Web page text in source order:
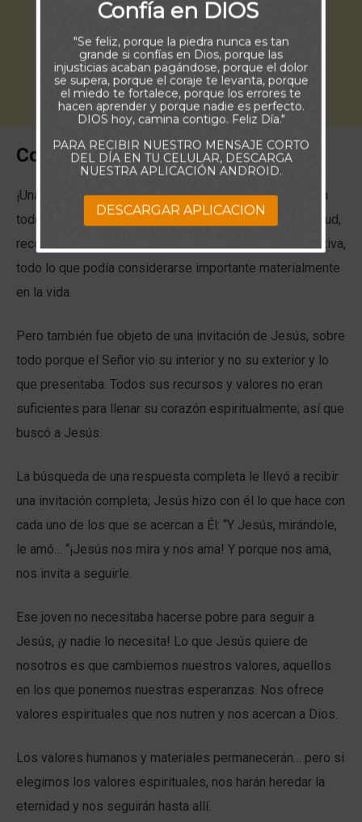
Comentario:
¡Una invitación a intercambiar valores! Aquel joven tenía
todo lo que una persona podía desear en la vida: juventud,
reconocimiento social, recursos económicos; en definitiva,
todo lo que podía considerarse importante materialmente
en la vida.
Pero también fue objeto de una invitación de Jesús, sobre
todo porque el Señor vio su interior y no su exterior y lo
que presentaba. Todos sus recursos y valores no eran
suficientes para llenar su corazón espiritualmente; así que
buscó a Jesús.
La búsqueda de una respuesta completa le llevó a recibir
una invitación completa; Jesús hizo con él lo que hace con
cada uno de los que se acercan a Él: “Y Jesús, mirándole,
le amó… “¡Jesús nos mira y nos ama! Y porque nos ama,
nos invita a seguirle.
Ese joven no necesitaba hacerse pobre para seguir a
Jesús, ¡y nadie lo necesita! Lo que Jesús quiere de
nosotros es que cambiemos nuestros valores, aquellos
en los que ponemos nuestras esperanzas. Nos ofrece
valores espirituales que nos nutren y nos acercan a Dios.
Los valores humanos y materiales permanecerán… pero si
elegimos los valores espirituales, nos harán heredar la
eternidad y nos seguirán hasta allí.
Confía en DIOS
"Se feliz, porque la piedra nunca es tan
grande si confías en Dios, porque las
injusticias acaban pagándose, porque el dolor
se supera, porque el coraje te levanta, porque
el miedo te fortalece, porque los errores te
hacen aprender y porque nadie es perfecto.
DIOS hoy, camina contigo. Feliz Día."
PARA RECIBIR NUESTRO MENSAJE CORTO
DEL DÍA EN TU CELULAR, DESCARGA
NUESTRA APLICACIÓN ANDROID.
DESCARGAR APLICACION